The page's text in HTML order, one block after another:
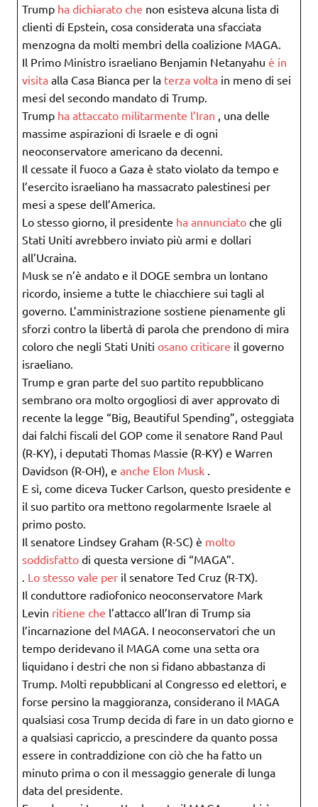
Trump ha dichiarato che non esisteva alcuna lista di
clienti di Epstein, cosa considerata una sfacciata
menzogna da molti membri della coalizione MAGA.
Il Primo Ministro israeliano Benjamin Netanyahuè in
visita alla Casa Bianca per la terza volta in meno di sei
mesi del secondo mandato di Trump.
Trump ha attaccato militarmente l’Iran , una delle
massime aspirazioni di Israele e di ogni
neoconservatore americano da decenni.
Il cessate il fuoco a Gaza è stato violato da tempo e
l’esercito israeliano ha massacrato palestinesi per
mesi a spese dell’America.
Lo stesso giorno, il presidente ha annunciato che gli
Stati Uniti avrebbero inviato più armi e dollari
all’Ucraina.
Musk se n’è andato e il DOGE sembra un lontano
ricordo, insieme a tutte le chiacchiere sui tagli al
governo. L’amministrazione sostiene pienamente gli
sforzi contro la libertà di parola che prendono di mira
coloro che negli Stati Unitiosano criticare il governo
israeliano.
Trump e gran parte del suo partito repubblicano
sembrano ora molto orgogliosi di aver approvato di
recente la legge “Big, Beautiful Spending”, osteggiata
dai falchi fiscali del GOP come il senatore Rand Paul
(R-KY), i deputati Thomas Massie (R-KY) e Warren
Davidson (R-OH), eanche Elon Musk
E sì, come diceva Tucker Carlson, questo presidente e
il suo partito ora mettono regolarmente Israele al
primo posto.
Il senatore Lindsey Graham (R-SC) è molto
soddisfatto di questa versione di “MAGA”.
Lo stesso vale per il senatore Ted Cruz (R-TX).
Il conduttore radiofonico neoconservatore Mark
Levin ritiene che l’attacco all’Iran di Trump sia
l’incarnazione del MAGA. I neoconservatori che un
tempo deridevano il MAGA come una setta ora
liquidano i destri che non si fidano abbastanza di
Trump. Molti repubblicani al Congresso ed elettori, e
forse persino la maggioranza, considerano il MAGA
qualsiasi cosa Trump decida di fare in un dato giorno e
a qualsiasi capriccio, a prescindere da quanto possa
essere in contraddizione con ciò che ha fatto un
minuto prima o con il messaggio generale di lunga
data del presidente.